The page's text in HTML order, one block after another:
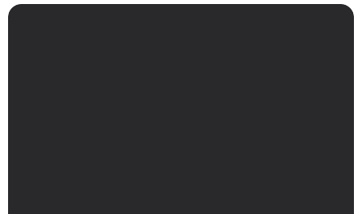
живописец . #маслянаяживопись #oilpainting #знако